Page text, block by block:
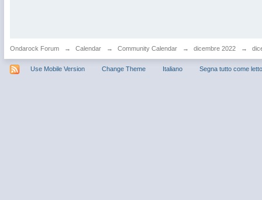
Ondarock Forum → Calendar → Community Calendar → dicembre 2022 →
Use Mobile Version Change Theme Italiano Segna tutto come letto